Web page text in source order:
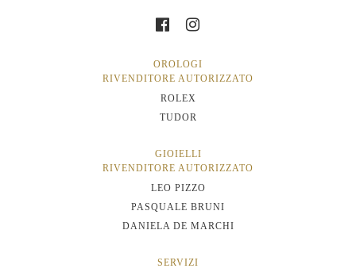
OROLOGI
RIVENDITORE AUTORIZZATO
ROLEX
TUDOR
GIOIELLI
RIVENDITORE AUTORIZZATO
LEO PIZZO
PASQUALE BRUNI
DANIELA DE MARCHI
SERVIZI